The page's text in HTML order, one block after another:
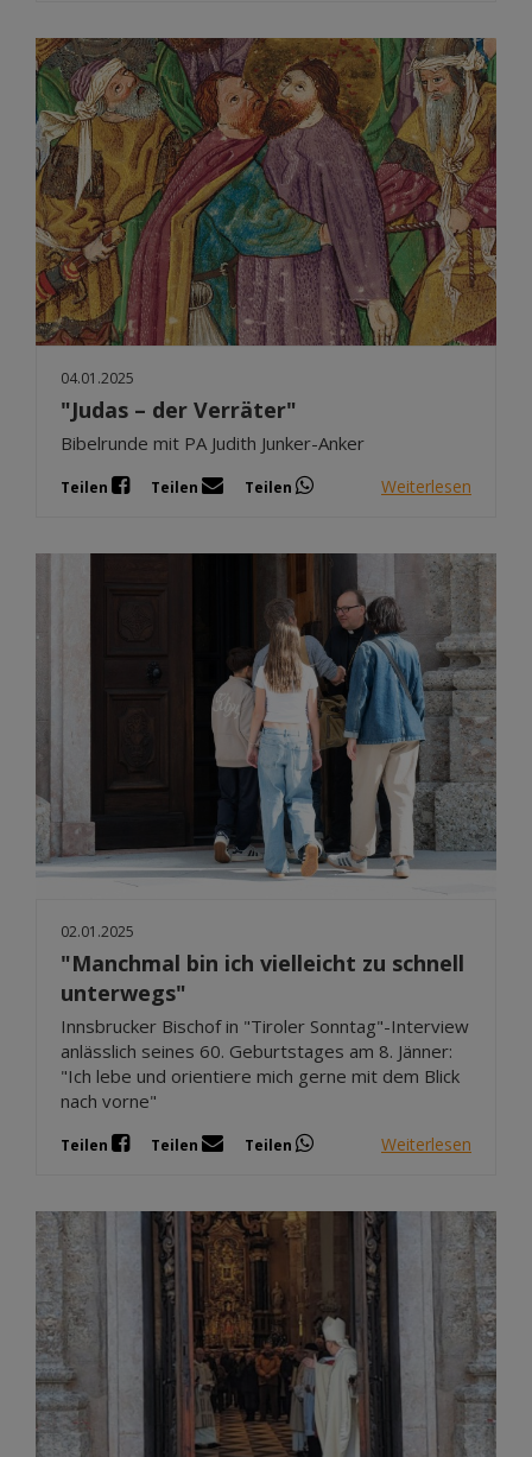
04.01.2025
"Judas – der Verräter"
Bibelrunde mit PA Judith Junker-Anker
Teilen Teilen Teilen Weiterlesen
02.01.2025
"Manchmal bin ich vielleicht zu schnell
unterwegs"
Innsbrucker Bischof in "Tiroler Sonntag"-Interview
anlässlich seines 60. Geburtstages am 8. Jänner:
"Ich lebe und orientiere mich gerne mit dem Blick
nach vorne"
Teilen Teilen Teilen Weiterlesen